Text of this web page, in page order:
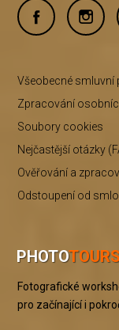
Všeobecné smluvní
Zpracování
Soubory cookies
Nejčastější otázky
Ověřování a
Odstoupení od
PHOTO
Fotografické
pro začínající i